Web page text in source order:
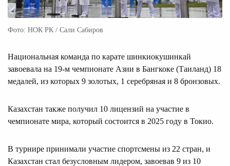
Фото: НОК РК / Сали Сабиров
Национальная команда по карате шинкиокушинкай
завоевала на 19-м чемпионате Азии в Бангкоке (Таиланд) 18
медалей, из которых 9 золотых, 1 серебряная и 8 бронзовых.
Казахстан также получил 10 лицензий на участие в
чемпионате мира, который состоится в 2025 году в Токио.
В турнире принимали участие спортсмены из 22 стран, и
Казахстан стал безусловным лидером, завоевав 9 из 10